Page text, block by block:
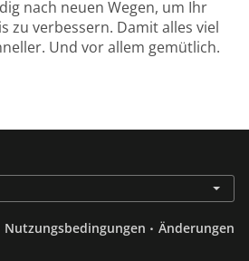
nach neuen Wegen, um Ihr
zu verbessern. Damit alles viel
Und vor allem gemütlich.
Nutzungsbedingungen . Änderungen